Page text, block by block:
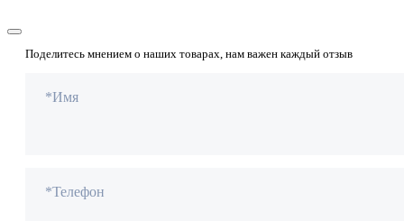
Поделитесь мнением о наших товарах, нам важен каждый отзыв
*Имя
*Телефон